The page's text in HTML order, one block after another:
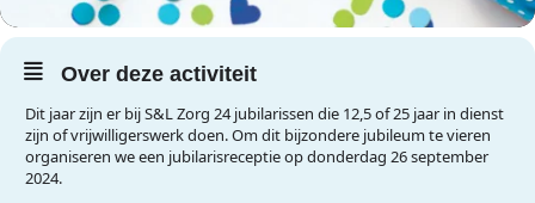
Over deze activiteit
Dit jaar zijn er bij S&L Zorg 24 jubilarissen die 12,5 of 25 jaar in dienst
zijn of vrijwilligerswerk doen. Om dit bijzondere jubileum te vieren
organiseren we een jubilarisreceptie op donderdag 26 september
2024.